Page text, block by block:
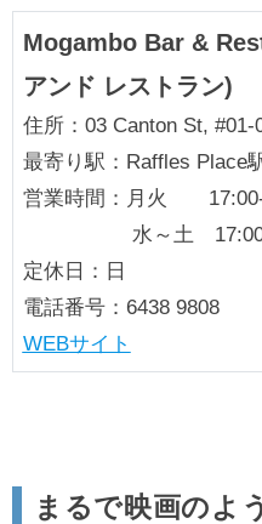
Mogambo Bar &
アンド レストラン)
住所：03 Canton St, #01-
最寄り駅：Raffles Place
営業時間：月火 17:00-
水～土 17:00-
定休日：日
電話番号：6438 9808
WEBサイト
まるで映画のよ